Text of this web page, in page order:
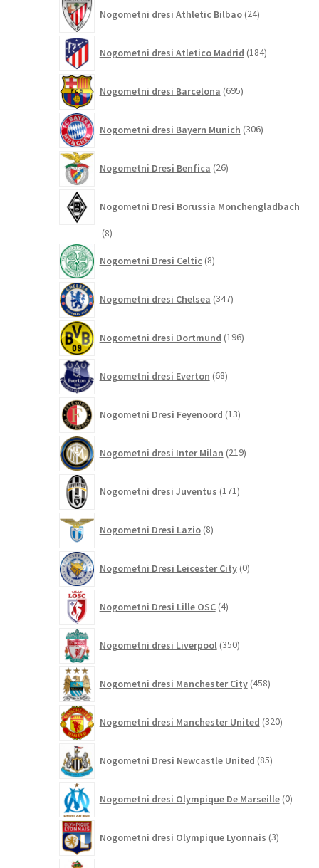
Nogometni dresi Athletic Bilbao 24izdelkov
Nogometni dresi Atletico Madrid 184izdelkov
Nogometni dresi Barcelona 695izdelkov
Nogometni dresi Bayern Munich 306izdelkov
Nogometni Dresi Benfica 26izdelkov
Nogometni Dresi Borussia Monchengladbach
88
Nogometni Dresi Celtic 8izdelkov
Nogometni dresi Chelsea 347izdelkov
Nogometni dresi Dortmund 196izdelkov
Nogometni dresi Everton 68izdelkov
Nogometni Dresi Feyenoord 13izdelkov
Nogometni dresi Inter Milan 219izdelkov
Nogometni dresi Juventus 171izdelkov
Nogometni Dresi Lazio 8izdelkov
Nogometni Dresi Leicester City 0izdelkov
Nogometni Dresi Lille OSC 4izdelki
Nogometni dresi Liverpool 350izdelkov
Nogometni dresi Manchester City 458izdelkov
Nogometni dresi Manchester United 320izdelkov
Nogometni Dresi Newcastle United 85izdelkov
Nogometni dresi Olympique De Marseille 0
Nogometni dresi Olympique Lyonnais 3izdelki